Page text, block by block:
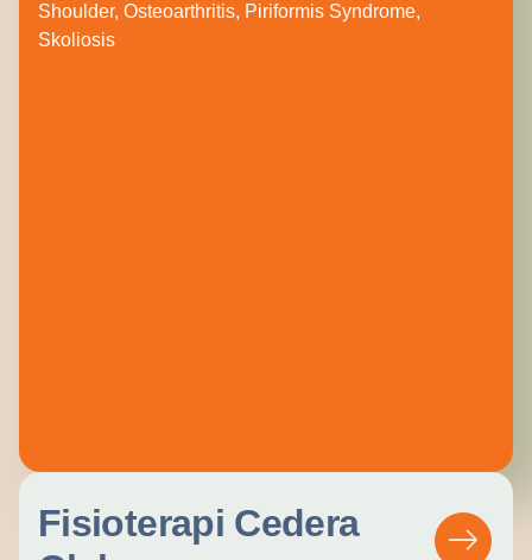
Shoulder, Osteoarthritis, Piriformis Syndrome,
Skoliosis
Fisioterapi Cedera